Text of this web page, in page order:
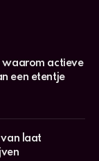
waarom actieve
een etentje
laat